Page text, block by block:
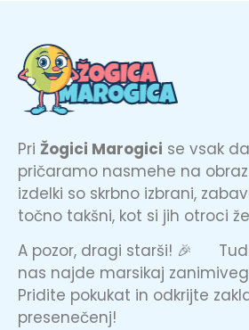
Pri Žogici Marogici se vsak
pričaramo nasmehe na obraz
izdelki so skrbno izbrani,
točno takšni, kot si jih otroci
A pozor, dragi starši! 🎉
nas najde marsikaj
Pridite pokukat in odkrijte
presenečenj!